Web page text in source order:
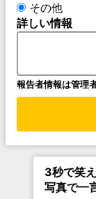
その他
詳しい情報
報告者情報は管理
3秒で笑
写真で一